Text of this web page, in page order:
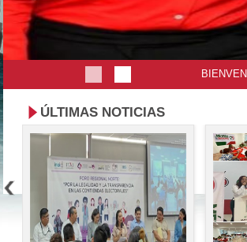
ÚLTIMAS NOTICIAS